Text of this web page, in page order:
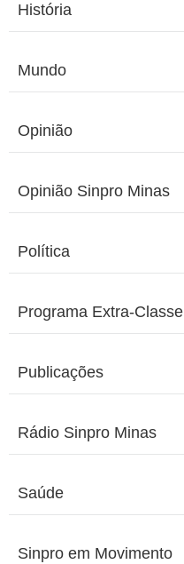
História
Mundo
Opinião
Opinião Sinpro Minas
Política
Programa Extra-Classe
Publicações
Rádio Sinpro Minas
Saúde
Sinpro em Movimento